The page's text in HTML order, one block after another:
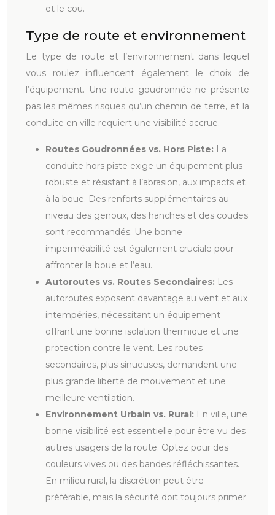
et le cou.
Type de route et environnement
Le type de route et l’environnement dans lequel
vous roulez influencent également le choix de
l’équipement. Une route goudronnée ne présente
pas les mêmes risques qu’un chemin de terre, et la
conduite en ville requiert une visibilité accrue.
Routes Goudronnées vs. Hors Piste: La
conduite hors piste exige un équipement plus
robuste et résistant à l’abrasion, aux impacts et
à la boue. Des renforts supplémentaires au
niveau des genoux, des hanches et des coudes
sont recommandés. Une bonne
imperméabilité est également cruciale pour
affronter la boue et l’eau.
Autoroutes vs. Routes Secondaires: Les
autoroutes exposent davantage au vent et aux
intempéries, nécessitant un équipement
offrant une bonne isolation thermique et une
protection contre le vent. Les routes
secondaires, plus sinueuses, demandent une
plus grande liberté de mouvement et une
meilleure ventilation.
Environnement Urbain vs. Rural: En ville, une
bonne visibilité est essentielle pour être vu des
autres usagers de la route. Optez pour des
couleurs vives ou des bandes réfléchissantes.
En milieu rural, la discrétion peut être
préférable, mais la sécurité doit toujours primer.